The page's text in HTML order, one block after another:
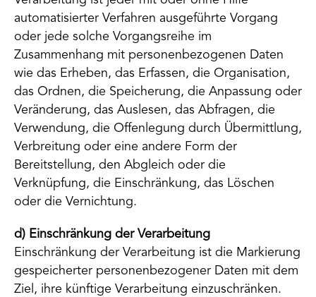
automatisierter Verfahren ausgeführte Vorgang
oder jede solche Vorgangsreihe im
Zusammenhang mit personenbezogenen Daten
wie das Erheben, das Erfassen, die Organisation,
das Ordnen, die Speicherung, die Anpassung oder
Veränderung, das Auslesen, das Abfragen, die
Verwendung, die Offenlegung durch Übermittlung,
Verbreitung oder eine andere Form der
Bereitstellung, den Abgleich oder die
Verknüpfung, die Einschränkung, das Löschen
oder die Vernichtung.
d) Einschränkung der Verarbeitung
Einschränkung der Verarbeitung ist die Markierung
gespeicherter personenbezogener Daten mit dem
Ziel, ihre künftige Verarbeitung einzuschränken.